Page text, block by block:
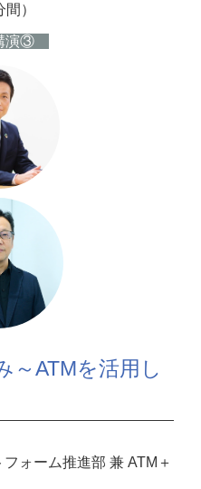
間）
演③
～ATMを活用し
ォーム推進部 兼 ATM＋